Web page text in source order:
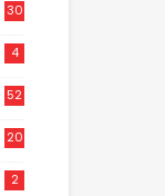
30
4
52
20
2